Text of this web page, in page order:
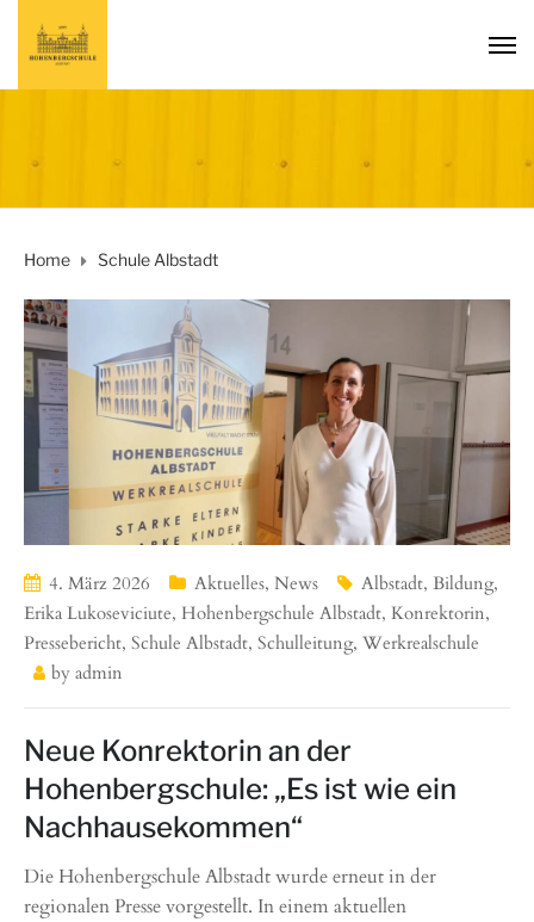
Home Schule Albstadt
4. März 2026 Aktuelles, News Albstadt, Bildung,
Erika Lukoseviciute, Hohenbergschule Albstadt, Konrektorin,
Pressebericht, Schule Albstadt, Schulleitung, Werkrealschule
by admin
Neue Konrektorin an der
Hohenbergschule: „Es ist wie ein
Nachhausekommen“
Die Hohenbergschule Albstadt wurde erneut in der
regionalen Presse vorgestellt. In einem aktuellen